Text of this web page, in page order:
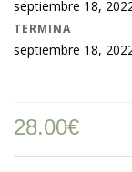
septiembre 18,
TERMINA
septiembre 18,
28.00€